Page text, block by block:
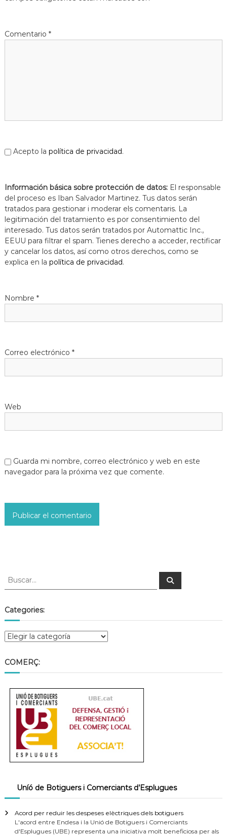
Comentario *
Acepto la política de privacidad.
Información básica sobre protección de datos: El responsable
del proceso es Iban Salvador Martinez. Tus datos serán
tratados para gestionar i moderar els comentaris. La
legitimación del tratamiento es por consentimiento del
interesado. Tus datos serán tratados por Automattic Inc.,
EEUU para filtrar el spam. Tienes derecho a acceder, rectificar
y cancelar los datos, así como otros derechos, como se
explica en la política de privacidad.
Nombre *
Correo electrónico *
Web
Guarda mi nombre, correo electrónico y web en este
navegador para la próxima vez que comente.
Categories:
COMERÇ:
Uníó de Botiguers i Comerciants d’Esplugues
Acord per reduir les despeses elèctriques dels botiguers
L'acord entre Endesa i la Unió de Botiguers i Comerciants
d'Esplugues (UBE) representa una iniciativa molt beneficiosa per als